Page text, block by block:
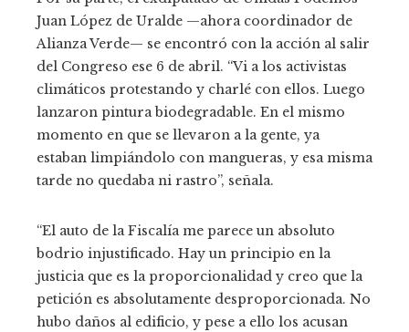
Juan López de Uralde —ahora coordinador de
Alianza Verde— se encontró con la acción al salir
del Congreso ese 6 de abril. “Vi a los activistas
climáticos protestando y charlé con ellos. Luego
lanzaron pintura biodegradable. En el mismo
momento en que se llevaron a la gente, ya
estaban limpiándolo con mangueras, y esa misma
tarde no quedaba ni rastro”, señala.
“El auto de la Fiscalía me parece un absoluto
bodrio injustificado. Hay un principio en la
justicia que es la proporcionalidad y creo que la
petición es absolutamente desproporcionada. No
hubo daños al edificio, y pese a ello los acusan